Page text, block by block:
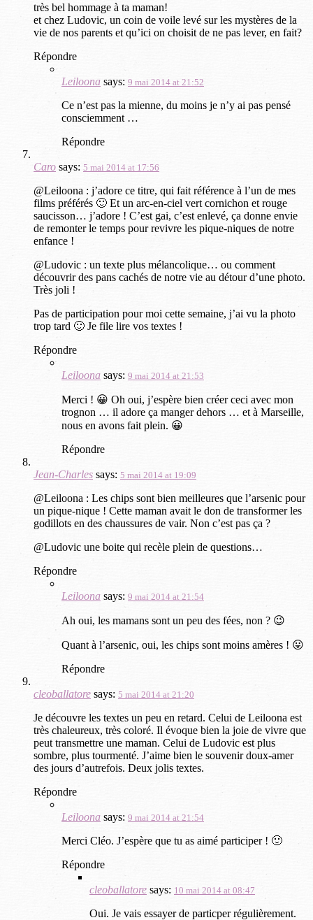
très bel hommage à ta maman!
et chez Ludovic, un coin de voile levé sur les mystères de la
vie de nos parents et qu’ici on choisit de ne pas lever, en fait?
Répondre
Leiloona says: 9 mai 2014 at 21:52
Ce n’est pas la mienne, du moins je n’y ai pas pensé
consciemment …
Répondre
Caro says: 5 mai 2014 at 17:56
@Leiloona : j’adore ce titre, qui fait référence à l’un de mes
films préférés 🙂 Et un arc-en-ciel vert cornichon et rouge
saucisson… j’adore ! C’est gai, c’est enlevé, ça donne envie
de remonter le temps pour revivre les pique-niques de notre
enfance !
@Ludovic : un texte plus mélancolique… ou comment
découvrir des pans cachés de notre vie au détour d’une photo.
Très joli !
Pas de participation pour moi cette semaine, j’ai vu la photo
trop tard 🙂 Je file lire vos textes !
Répondre
Leiloona says: 9 mai 2014 at 21:53
Merci ! 😀 Oh oui, j’espère bien créer ceci avec mon
trognon … il adore ça manger dehors … et à Marseille,
nous en avons fait plein. 😀
Répondre
Jean-Charles says: 5 mai 2014 at 19:09
@Leiloona : Les chips sont bien meilleures que l’arsenic pour
un pique-nique ! Cette maman avait le don de transformer les
godillots en des chaussures de vair. Non c’est pas ça ?
@Ludovic une boite qui recèle plein de questions…
Répondre
Leiloona says: 9 mai 2014 at 21:54
Ah oui, les mamans sont un peu des fées, non ? 😉
Quant à l’arsenic, oui, les chips sont moins amères ! 😛
Répondre
cleoballatore says: 5 mai 2014 at 21:20
Je découvre les textes un peu en retard. Celui de Leiloona est
très chaleureux, très coloré. Il évoque bien la joie de vivre que
peut transmettre une maman. Celui de Ludovic est plus
sombre, plus tourmenté. J’aime bien le souvenir doux-amer
des jours d’autrefois. Deux jolis textes.
Répondre
Leiloona says: 9 mai 2014 at 21:54
Merci Cléo. J’espère que tu as aimé participer ! 🙂
Répondre
cleoballatore says: 10 mai 2014 at 08:47
Oui. Je vais essayer de particper régulièrement.